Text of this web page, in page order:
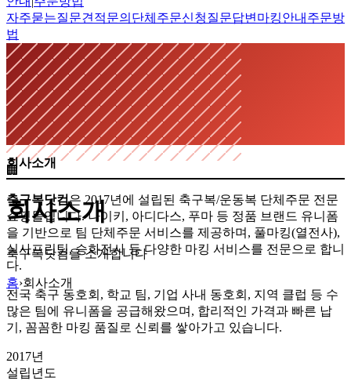
자주묻는질문견적문의 단체주문신청질문답변 마킹안내 주문방
법
🏢
회사소개
축구복닷컴을 소개합니다
홈›회사소개
회사소개
축구복닷컴은 2017년에 설립된 축구복/운동복 단체주문 전문
쇼핑몰입니다. 나이키, 아디다스, 푸마 등 정품 브랜드 유니폼
을 기반으로 팀 단체주문 서비스를 제공하며, 풀마킹(열전사),
실사프린팅, 승화전사 등 다양한 마킹 서비스를 전문으로 합니
다.
전국 축구 동호회, 학교 팀, 기업 사내 동호회, 지역 클럽 등 수
많은 팀에 유니폼을 공급해왔으며, 합리적인 가격과 빠른 납
기, 꼼꼼한 마킹 품질로 신뢰를 쌓아가고 있습니다.
2017년
설립년도